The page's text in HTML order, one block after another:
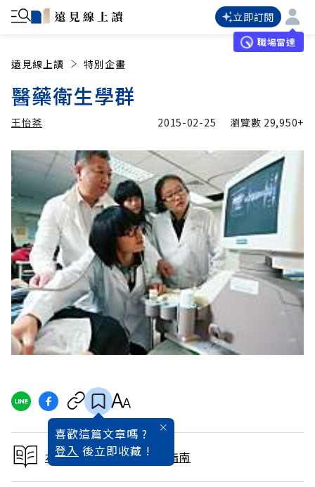
立即訂閱
職場雷達
遠見線上讀 特別企畫
醫藥衛生學群
王怡棻
王怡棻 加入追蹤
2015-02-25 瀏覽數 29,950+
喜歡這篇文章嗎 ?
登入 後立即收藏 !
本文出自2015大學入學指南